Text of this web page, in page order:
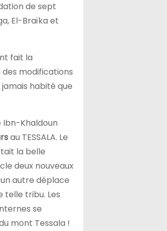
de sept
El-Braïka et
fait la
modifications
habité que
Ibn-Khaldoun
au TESSALA. Le
la belle
deux nouveaux
autre déplace
telle tribu. Les
se
mont Tessala !